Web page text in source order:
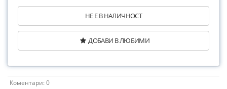
НЕ Е В НАЛИЧНОСТ
ДОБАВИ В ЛЮБИМИ
Коментари: 0